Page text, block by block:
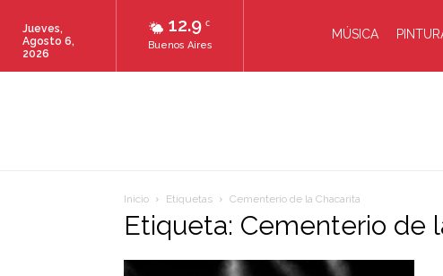
12.9 C
Buenos Aires
Jueves,
Agosto 6,
2026
MÚSICA
Inicio Etiquetas Cementerio de la Chacarita
Etiqueta: Cementerio de